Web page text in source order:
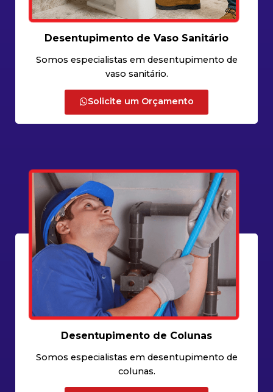
Desentupimento de Vaso Sanitário
Somos especialistas em desentupimento de
vaso sanitário.
Solicite um Orçamento
Desentupimento de Colunas
Somos especialistas em desentupimento de
colunas.